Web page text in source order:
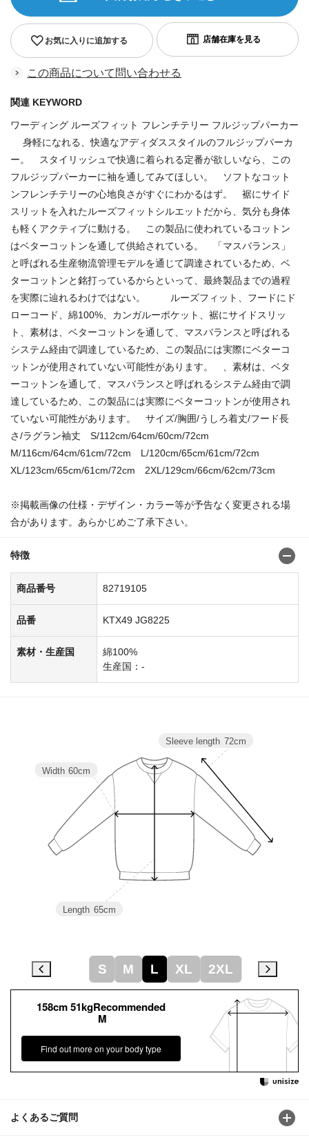
お気に入りに追加する
この商品について問い合わせる
関連 KEYWORD
ワーディング ルーズフィット フレンチテリー フルジップパーカー
身軽になれる、快適なアディダススタイルのフルジップパーカ
ー。 スタイリッシュで快適に着られる定番が欲しいなら、この
フルジップパーカーに袖を通してみてほしい。 ソフトなコット
ンフレンチテリーの心地良さがすぐにわかるはず。 裾にサイド
スリットを入れたルーズフィットシルエットだから、気分も身体
も軽くアクティブに動ける。 この製品に使われているコットン
はベターコットンを通して供給されている。 「マスバランス」
と呼ばれる生産物流管理モデルを通じて調達されているため、ベ
ターコットンと銘打っているからといって、最終製品までの過程
を実際に辿れるわけではない。 ルーズフィット、フードにド
ローコード、綿100%、カンガルーポケット、裾にサイドスリッ
ト、素材は、ベターコットンを通して、マスバランスと呼ばれる
システム経由で調達しているため、この製品には実際にベターコ
ットンが使用されていない可能性があります。 、素材は、ベタ
ーコットンを通して、マスバランスと呼ばれるシステム経由で調
達しているため、この製品には実際にベターコットンが使用され
ていない可能性があります。 サイズ/胸囲/うしろ着丈/フード長
さ/ラグラン袖丈 S/112cm/64cm/60cm/72cm
M/116cm/64cm/61cm/72cm L/120cm/65cm/61cm/72cm
XL/123cm/65cm/61cm/72cm 2XL/129cm/66cm/62cm/73cm
※掲載画像の仕様・デザイン・カラー等が予告なく変更される場
合があります。あらかじめご了承下さい。
特徴
商品番号 82719105
品番 KTX49 JG8225
素材・生産国
綿100%
生産国：-
よくあるご質問
158cm 51kgRecommended
M
Find out more on your body type
Sleeve length 72cm
Length 65cm
Width 60cm
S M L XL 2XL